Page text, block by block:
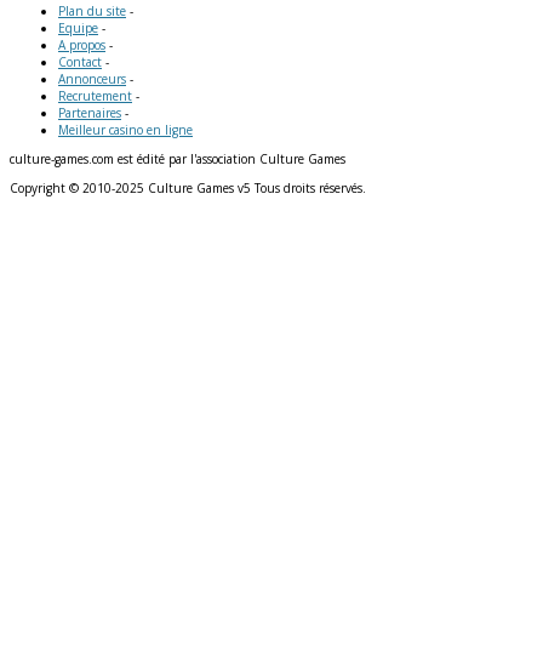
Plan du site -
Equipe -
A propos -
Contact -
Annonceurs -
Recrutement -
Partenaires -
Meilleur casino en ligne
culture-games.com est édité par l'association Culture Games
Copyright © 2010-2025 Culture Games v5 Tous droits réservés.